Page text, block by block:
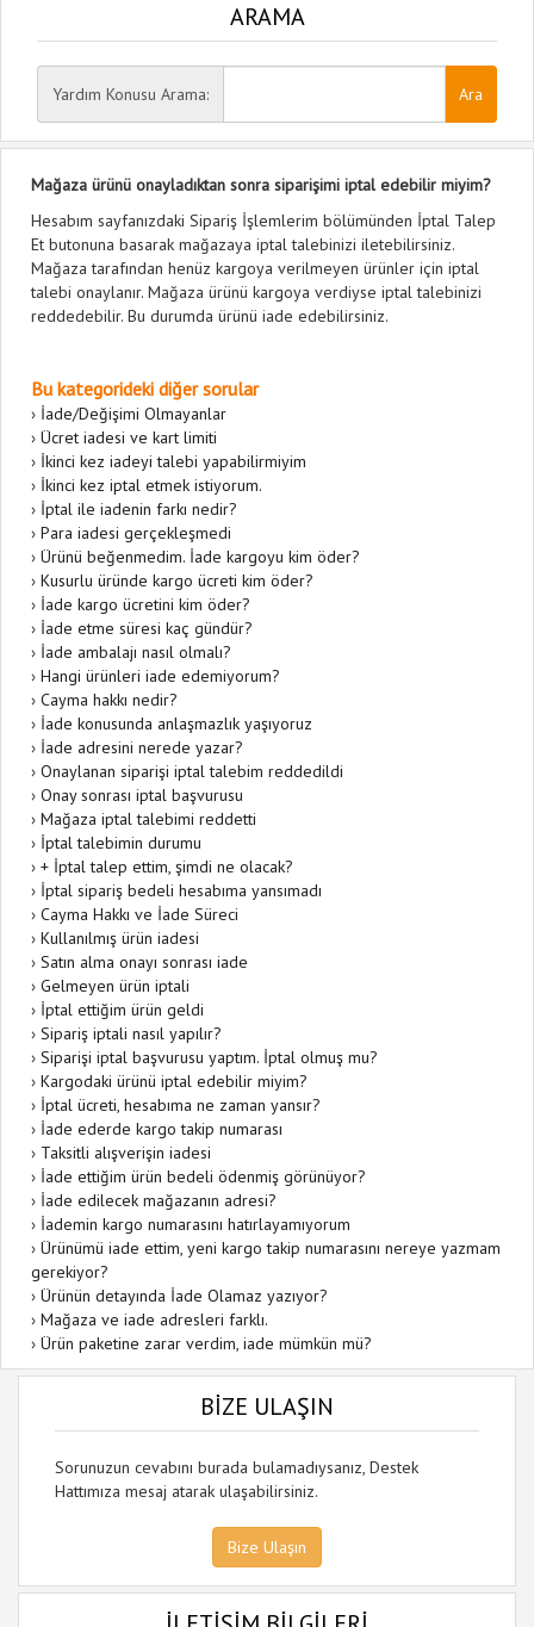
ARAMA
Yardım Konusu Arama:
Mağaza ürünü onayladıktan sonra siparişimi iptal edebilir miyim?
Hesabım sayfanızdaki Sipariş İşlemlerim bölümünden İptal Talep
Et butonuna basarak mağazaya iptal talebinizi iletebilirsiniz.
Mağaza tarafından henüz kargoya verilmeyen ürünler için iptal
talebi onaylanır. Mağaza ürünü kargoya verdiyse iptal talebinizi
reddedebilir. Bu durumda ürünü iade edebilirsiniz.
Bu kategorideki diğer sorular
› İade/Değişimi Olmayanlar
› Ücret iadesi ve kart limiti
› İkinci kez iadeyi talebi yapabilirmiyim
› İkinci kez iptal etmek istiyorum.
› İptal ile iadenin farkı nedir?
› Para iadesi gerçekleşmedi
› Ürünü beğenmedim. İade kargoyu kim öder?
› Kusurlu üründe kargo ücreti kim öder?
› İade kargo ücretini kim öder?
› İade etme süresi kaç gündür?
› İade ambalajı nasıl olmalı?
› Hangi ürünleri iade edemiyorum?
› Cayma hakkı nedir?
› İade konusunda anlaşmazlık yaşıyoruz
› İade adresini nerede yazar?
› Onaylanan siparişi iptal talebim reddedildi
› Onay sonrası iptal başvurusu
› Mağaza iptal talebimi reddetti
› İptal talebimin durumu
› + İptal talep ettim, şimdi ne olacak?
› İptal sipariş bedeli hesabıma yansımadı
› Cayma Hakkı ve İade Süreci
› Kullanılmış ürün iadesi
› Satın alma onayı sonrası iade
› Gelmeyen ürün iptali
› İptal ettiğim ürün geldi
› Sipariş iptali nasıl yapılır?
› Siparişi iptal başvurusu yaptım. İptal olmuş mu?
› Kargodaki ürünü iptal edebilir miyim?
› İptal ücreti, hesabıma ne zaman yansır?
› İade ederde kargo takip numarası
› Taksitli alışverişin iadesi
› İade ettiğim ürün bedeli ödenmiş görünüyor?
› İade edilecek mağazanın adresi?
› İademin kargo numarasını hatırlayamıyorum
› Ürünümü iade ettim, yeni kargo takip numarasını nereye yazmam
gerekiyor?
› Ürünün detayında İade Olamaz yazıyor?
› Mağaza ve iade adresleri farklı.
› Ürün paketine zarar verdim, iade mümkün mü?
BİZE ULAŞIN
Sorunuzun cevabını burada bulamadıysanız, Destek
Hattımıza mesaj atarak ulaşabilirsiniz.
Bize Ulaşın